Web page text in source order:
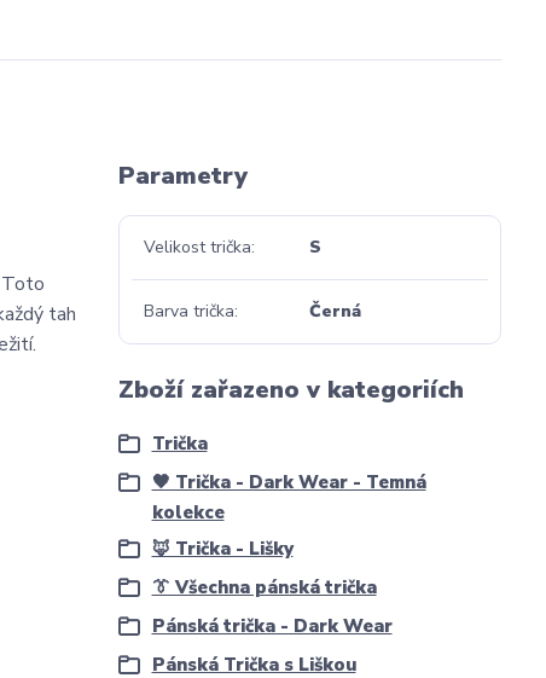
Toto
tah
Parametry
Velikost trička S
Barva trička Černá
Zboží zařazeno v kategoriích
Trička
🖤 Trička - Dark Wear - Temná
kolekce
🦊 Trička - Lišky
👔 Všechna pánská trička
Pánská trička - Dark Wear
Pánská Trička s Liškou